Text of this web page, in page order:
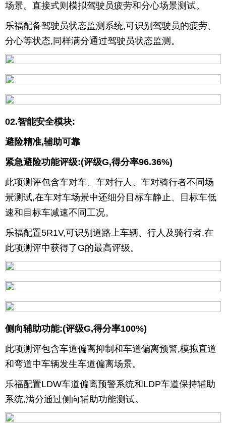
场景。直接式则模拟驾驶员疲劳和分心场景测试。
乐福配备驾驶员状态监测系统,可识别驾驶员的疲劳、
分心等状态,同样满分通过驾驶员状态监测。
02.智能安全模块:
避险精准,辅助可靠
紧急避险功能评级:(评级G,得分率96.36%)
此项测评包含车对车、车对行人、车对骑行者不同场
景测试,在车对车场景中还细分目标车静止、目标车低
速和目标车减速不同工况。
乐福配置5R1V,可识别道路上车辆、行人及骑行者,在
此项测评中获得了G的最高评级。
侧向辅助功能:(评级G,得分率100%)
此项测评包含车道偏离抑制和车道偏离预警,模拟直道
和弯道中车辆发生车道偏离场景。
乐福配置LDW车道偏离预警系统和LDP车道保持辅助
系统,满分通过侧向辅助功能测试。